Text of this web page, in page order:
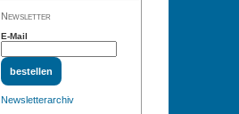
Newsletter
E-Mail
Newsletterarchiv